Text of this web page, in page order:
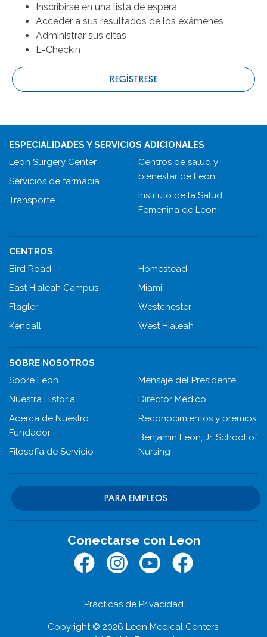
Inscribirse en una lista de espera
Acceder a sus resultados de los exámenes
Administrar sus citas
E-Checkin
REGÍSTRESE
ESPECIALIDADES Y SERVICIOS ADICIONALES
Leon Surgery Center
Servicios de farmacia
Transporte
Centros de salud y
bienestar de Leon
Instituto de la Salud
Femenina de Leon
CENTROS
Bird Road
East Hialeah Campus
Flagler
Kendall
Homestead
Miami
Westchester
West Hialeah
SOBRE NOSOTROS
Sobre Leon
Nuestra Historia
Acerca de Nuestro
Fundador
Filosofía de Servicio
Mensaje del Presidente
Director Médico
Reconocimientos y premios
Benjamin Leon, Jr. School of
Nursing
PARA EMPLEOS
Conectarse con Leon
FacebookInstagramYoutube Facebook
Prácticas de Privacidad
Copyright © 2026 Leon Medical Centers.